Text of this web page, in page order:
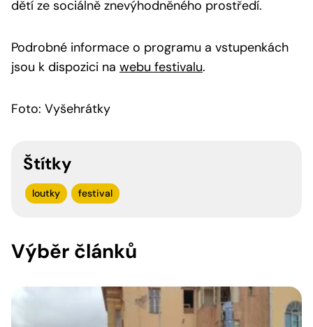
dětí ze sociálně znevýhodněného prostředí.
Podrobné informace o programu a vstupenkách
jsou k dispozici na webu festivalu.
Foto: Vyšehrátky
Štítky
loutky festival
Výběr článků